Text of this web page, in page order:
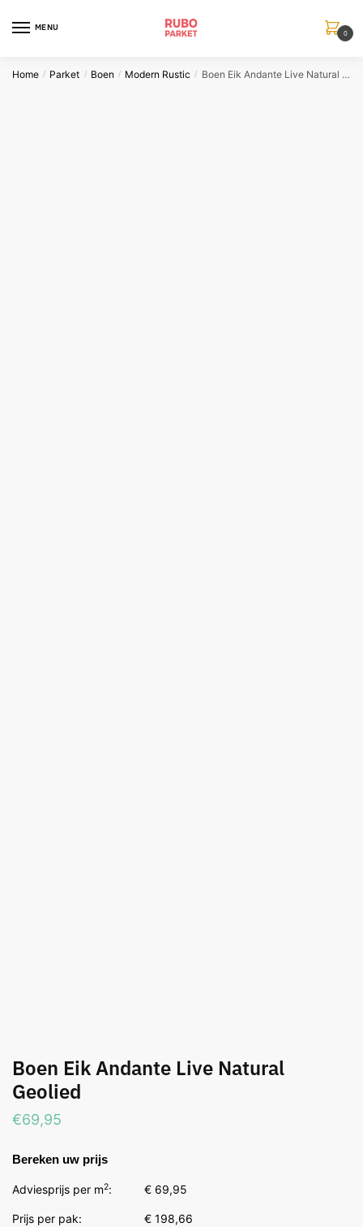
MENU
0
Home / Parket / Boen / Modern Rustic / Boen Eik Andante Live Natural Geolied
Boen Eik Andante Live Natural
Geolied
€69,95
Bereken uw prijs
Adviesprijs per m2: € 69,95
Prijs per pak: € 198,66